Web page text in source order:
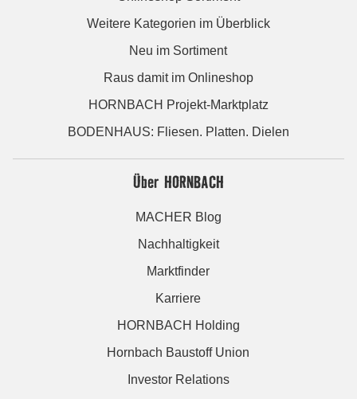
Weitere Kategorien im Überblick
Neu im Sortiment
Raus damit im Onlineshop
HORNBACH Projekt-Marktplatz
BODENHAUS: Fliesen. Platten. Dielen
Über HORNBACH
MACHER Blog
Nachhaltigkeit
Marktfinder
Karriere
HORNBACH Holding
Hornbach Baustoff Union
Investor Relations